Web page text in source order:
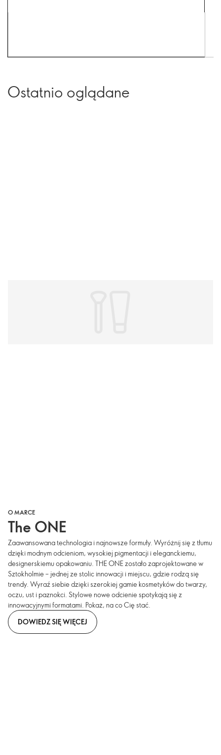
Ostatnio oglądane
O MARCE
The ONE
Zaawansowana technologia i najnowsze formuły. Wyróżnij się z tłumu
dzięki modnym odcieniom, wysokiej pigmentacji i eleganckiemu,
designerskiemu opakowaniu. THE ONE zostało zaprojektowane w
Sztokholmie – jednej ze stolic innowacji i miejscu, gdzie rodzą się
trendy. Wyraź siebie dzięki szerokiej gamie kosmetyków do twarzy,
oczu, ust i paznokci. Stylowe nowe odcienie spotykają się z
innowacyjnymi formatami. Pokaż, na co Cię stać.
DOWIEDZ SIĘ WIĘCEJ